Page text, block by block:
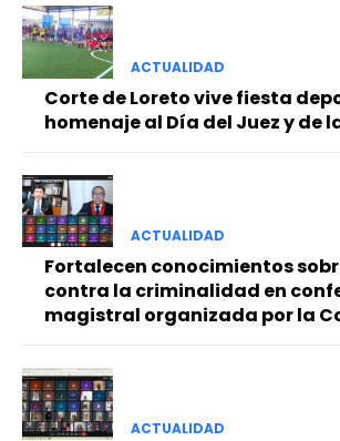
ACTUALIDAD
Corte de Loreto vive fiesta
homenaje al Día del Juez y de
ACTUALIDAD
Fortalecen conocimientos
contra la criminalidad en
magistral organizada por la
ACTUALIDAD